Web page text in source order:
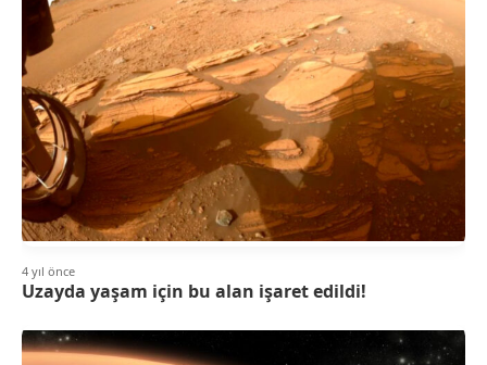
4 yıl önce
Uzayda yaşam için bu alan işaret edildi!